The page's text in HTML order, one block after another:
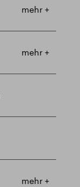
mehr +
mehr +
mehr +